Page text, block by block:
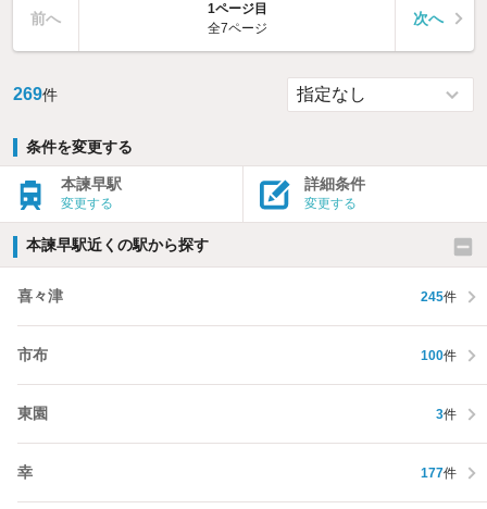
前へ
1ページ目
全7ページ
次へ
269件
条件を変更する
本諫早駅
変更する
詳細条件
変更する
本諫早駅近くの駅から探す
喜々津 245件
市布 100件
東園 3件
幸 177件